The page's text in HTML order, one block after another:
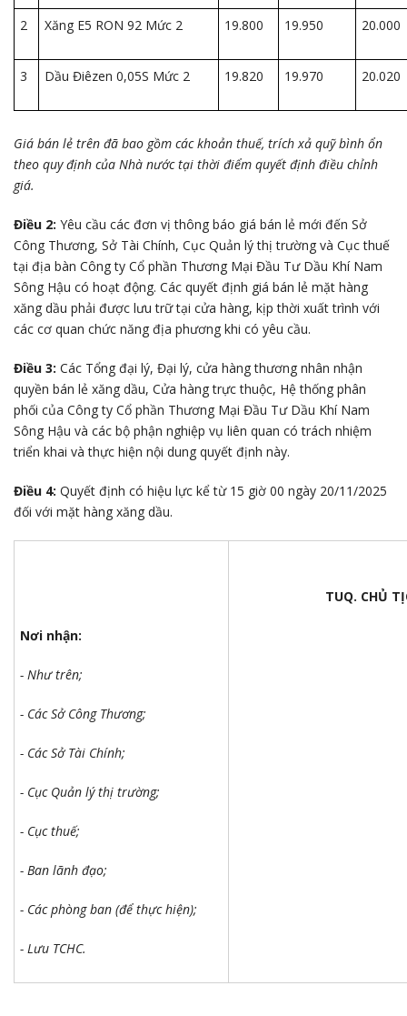
2 Xăng E5 RON 92 Mức 2 19.800 19.950 20.000
3 Dầu Điêzen 0,05S Mức 2 19.820 19.970 20.020
Giá bán lẻ trên đã bao gồm các khoản thuế, trích xả quỹ bình ổn
theo quy định của Nhà nước tại thời điểm quyết định điều chỉnh
giá.
Điều 2: Yêu cầu các đơn vị thông báo giá bán lẻ mới đến Sở
Công Thương, Sở Tài Chính, Cục Quản lý thị trường và Cục thuế
tại địa bàn Công ty Cổ phần Thương Mại Đầu Tư Dầu Khí Nam
Sông Hậu có hoạt động. Các quyết định giá bán lẻ mặt hàng
xăng dầu phải được lưu trữ tại cửa hàng, kịp thời xuất trình với
các cơ quan chức năng địa phương khi có yêu cầu.
Điều 3: Các Tổng đại lý, Đại lý, cửa hàng thương nhân nhận
quyền bán lẻ xăng dầu, Cửa hàng trực thuộc, Hệ thống phân
phối của Công ty Cổ phần Thương Mại Đầu Tư Dầu Khí Nam
Sông Hậu và các bộ phận nghiệp vụ liên quan có trách nhiệm
triển khai và thực hiện nội dung quyết định này.
Điều 4: Quyết định có hiệu lực kể từ 15 giờ 00 ngày 20/11/2025
đối với mặt hàng xăng dầu.
Nơi nhận:
- Như trên;
- Các Sở Công Thương;
- Các Sở Tài Chính;
- Cục Quản lý thị trường;
- Cục thuế;
- Ban lãnh đạo;
- Các phòng ban (để thực hiện);
- Lưu TCHC.
TUQ. CHỦ TỊCH